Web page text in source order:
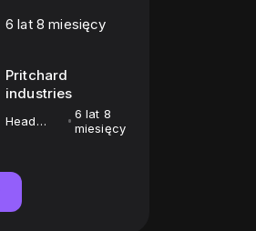
6 lat 8 miesięcy
Pritchard
industries
Head
6 lat 8
miesięcy